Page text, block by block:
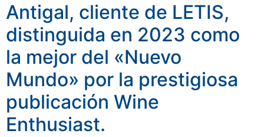
Antigal, cliente de LETIS,
distinguida en 2023 como
la mejor del «Nuevo
Mundo» por la prestigiosa
publicación Wine
Enthusiast.